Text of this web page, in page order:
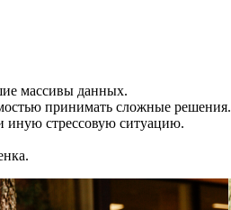
массивы данных.
принимать сложные решения.
стрессовую ситуацию.